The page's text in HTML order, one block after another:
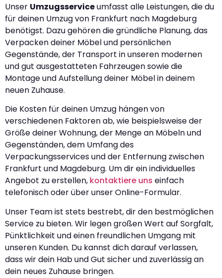
Unser Umzugsserviceumfasst alle Leistungen, die du
für deinen Umzug von Frankfurt nach Magdeburg
benötigst. Dazu gehören die gründliche Planung, das
Verpacken deiner Möbel und persönlichen
Gegenstände, der Transport in unseren modernen
und gut ausgestatteten Fahrzeugen sowie die
Montage und Aufstellung deiner Möbel in deinem
neuen Zuhause.
Die Kosten für deinen Umzug hängen von
verschiedenen Faktoren ab, wie beispielsweise der
Größe deiner Wohnung, der Menge an Möbeln und
Gegenständen, dem Umfang des
Verpackungsservices und der Entfernung zwischen
Frankfurt und Magdeburg. Um dir ein individuelles
Angebot zu erstellen, kontaktiere uns einfach
telefonisch oder über unser Online-Formular.
Unser Team ist stets bestrebt, dir den bestmöglichen
Service zu bieten. Wir legen großen Wert auf Sorgfalt,
Pünktlichkeit und einen freundlichen Umgang mit
unseren Kunden. Du kannst dich darauf verlassen,
dass wir dein Hab und Gut sicher und zuverlässig an
dein neues Zuhause bringen.